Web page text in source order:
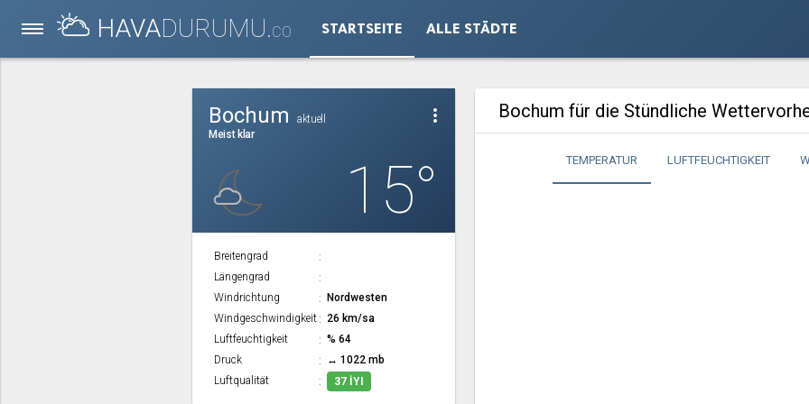
HAVADURUMU.CO STARTSEITE ALLE STÄDTE
more_vert
Bochum
aktuell
Meist klar
15°
Breitengrad
Längengrad
Windrichtung
Nordwesten
Windgeschwindigkeit
26 km/sa
Luftfeuchtigkeit
% 64
Druck
↔ 1022 mb
Luftqualität
37 İYI
Bochum für die Stündliche
TEMPERATUR LUFTFEUCHTIGKEIT